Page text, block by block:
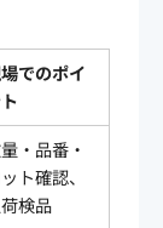
でのポイ
・品番・
ト確認、
検品